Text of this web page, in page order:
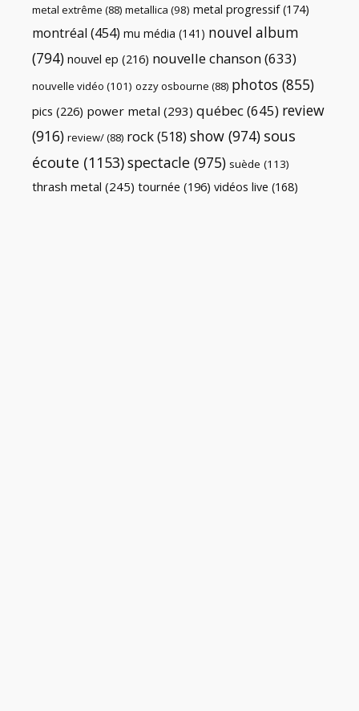
metal extrême (88) metallica (98) metal progressif(174)
montréal (454) mu média (141) nouvel album
(794) nouvel ep (216) nouvelle chanson(633)
nouvelle vidéo (101) ozzy osbourne (88) photos (855)
pics (226) power metal (293) québec(645) review
(916) review/(88) rock(518) show (974) sous
écoute (1153)spectacle (975) suède (113)
thrash metal (245) tournée (196) vidéos live (168)